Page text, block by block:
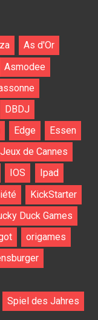
As d'Or
Asmodee
DBDJ
Edge
Essen
de Cannes
IOS
Ipad
KickStarter
Duck Games
origames
Spiel des Jahres